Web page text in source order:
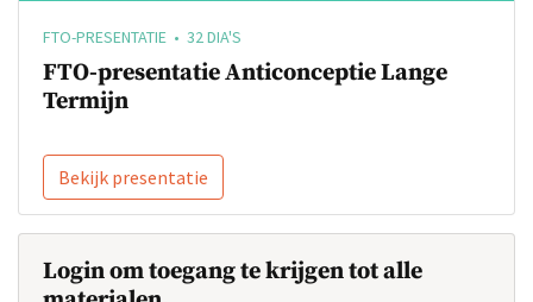
FTO-PRESENTATIE • 32 DIA'S
FTO-presentatie Anticonceptie Lange
Termijn
Bekijk presentatie
Login om toegang te krijgen tot alle